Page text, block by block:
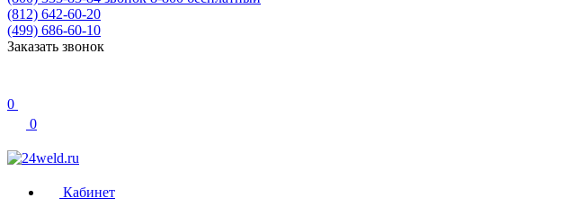
(812) 642-60-20
(499) 686-60-10
Заказать звонок
0
0
Кабинет